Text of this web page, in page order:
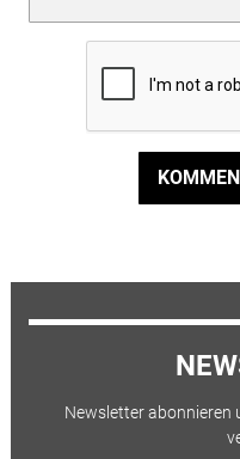
Newsletter abonnieren